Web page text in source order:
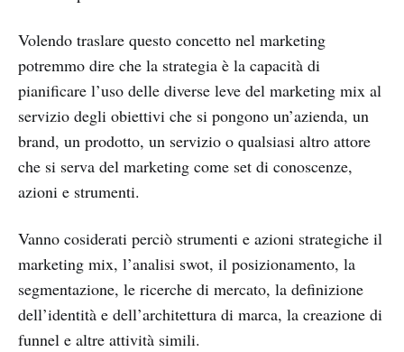
Volendo traslare questo concetto nel marketing
potremmo dire che la strategia è la capacità di
pianificare l’uso delle diverse leve del marketing mix al
servizio degli obiettivi che si pongono un’azienda, un
brand, un prodotto, un servizio o qualsiasi altro attore
che si serva del marketing come set di conoscenze,
azioni e strumenti.
Vanno cosiderati perciò strumenti e azioni strategiche il
marketing mix, l’analisi swot, il posizionamento, la
segmentazione, le ricerche di mercato, la definizione
dell’identità e dell’architettura di marca, la creazione di
funnel e altre attività simili.